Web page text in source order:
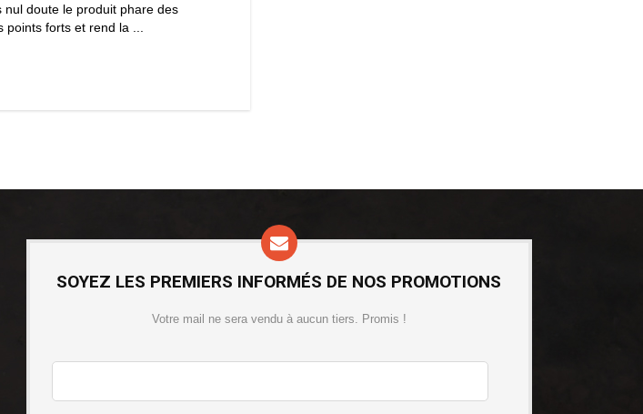
nul doute le produit phare des
forts et rend la ...
SOYEZ LES PREMIERS INFORMÉS DE NOS PROMOTIONS
Votre mail ne sera vendu à aucun tiers. Promis !